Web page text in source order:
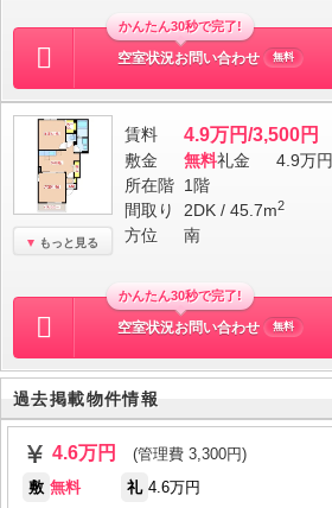
かんたん30秒で完了!
空室状況お問い合わせ 無料
もっと見る
賃料 4.9万円/3,500円
敷金 無料礼金
4.9万円
所在階 1階
間取り
2DK / 45.7m2
方位 南
かんたん30秒で完了!
空室状況お問い合わせ 無料
過去掲載物件情報
4.6万円
(管理費 3,300円)
敷 無料 礼 4.6万円